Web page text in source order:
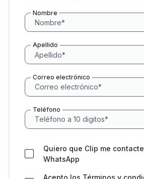
Nombre
Apellido
Correo electrónico
Teléfono
Quiero que Clip me
WhatsApp
Acepto los Términos y